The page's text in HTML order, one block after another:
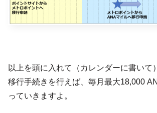
以上を頭に入れて（カレンダーに書いて
移行手続きを行えば、毎月最大18,000
っていきますよ。